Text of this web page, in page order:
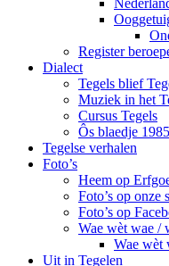
Register
Dialect
Tegels blief
Muziek in het
Cursus Tegels
Ôs blaedje
Tegelse verhalen
Foto’s
Heem op
Foto’s op onze
Foto’s op
Wae wèt wae /
Wae wèt
Uit in Tegelen